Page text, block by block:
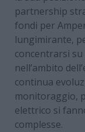
partnership
fondi per
lungimirante,
concentrarsi
nell’ambito
continua
monitoraggio,
elettrico si
complesse.